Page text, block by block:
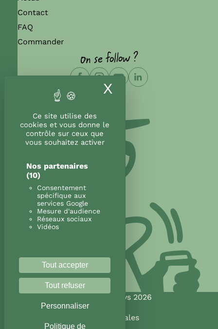
Ce site utilise des
cookies et vous donne le
contrôle sur ceux que
vous souhaitez activer
Nos partenaires
(10)
Consentement
spécifique aux
services Google
Mesure d'audience
Réseaux sociaux
Vidéos
Tout accepter
Tout refuser
Personnaliser
Politique de
X Masquer le
Contact
FAQ
Commander
On se follow ?
@Land&Monkeys 2026
Mentions légales